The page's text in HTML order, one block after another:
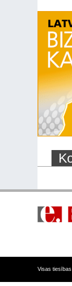
Visas